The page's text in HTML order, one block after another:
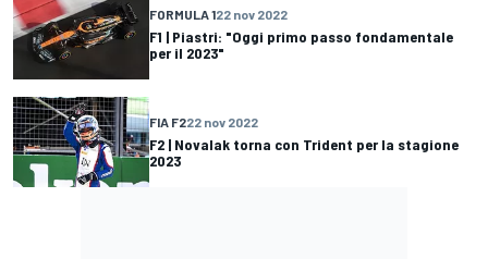
FORMULA 122 nov 2022
F1 | Piastri: "Oggi primo passo fondamentale
per il 2023"
FIA F222 nov 2022
F2 | Novalak torna con Trident per la stagione
2023